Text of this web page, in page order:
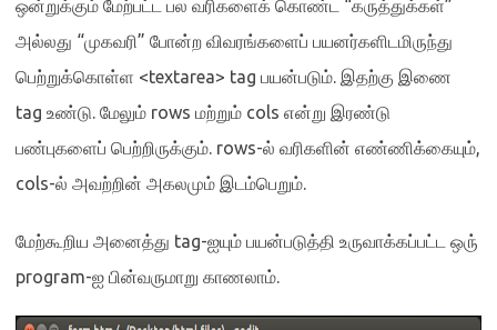
ஒன்றுக்கும் மேற்பட்ட பல வரிகளைக் கொண்ட “கருத்துக்கள்”
அல்லது “முகவரி” போன்ற விவரங்களைப் பயனர்களிடமிருந்து
பெற்றுக்கொள்ள <textarea> tag பயன்படும். இதற்கு இணை
tag உண்டு. மேலும் rows மற்றும் cols என்று இரண்டு
பண்புகளைப் பெற்றிருக்கும். rows-ல் வரிகளின் எண்ணிக்கையும்,
cols-ல் அவற்றின் அகலமும் இடம்பெறும்.
மேற்கூறிய அனைத்து tag-ஐயும் பயன்படுத்தி உருவாக்கப்பட்ட ஒரு்
program-ஐ பின்வருமாறு காணலாம்.